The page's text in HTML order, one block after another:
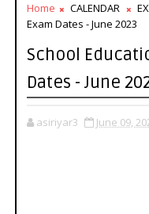
Home CALENDAR
Exam Dates - June 2023
School
Dates - June
asiriyar3 June 09,